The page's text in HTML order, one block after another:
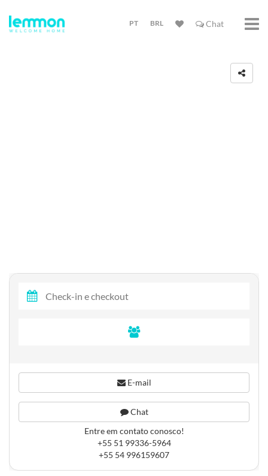
PT BRL Chat
E-mail
Chat
Entre em contato conosco!
+55 51 99336-5964
+55 54 996159607